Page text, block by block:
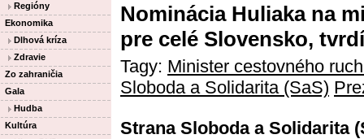
Regióny
Ekonomika
Dlhová kríza
Zdravie
Zo zahraničia
Gala
Hudba
Kultúra
Nominácia Huliaka na
pre celé Slovensko,
Tagy: Minister cestovného
Sloboda a Solidarita (SaS)
Strana Sloboda a Solidarita